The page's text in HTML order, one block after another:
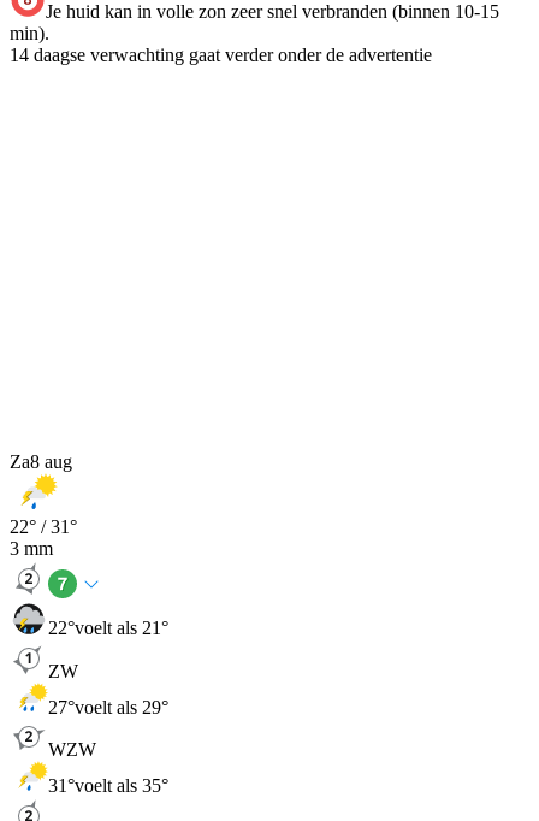
Je huid kan in volle zon zeer snel verbranden (binnen 10-15
min).
14 daagse verwachting gaat verder onder de advertentie
Za8 aug
22° /31°
3 mm
22°voelt als 21°
ZW
27°voelt als 29°
WZW
31°voelt als 35°